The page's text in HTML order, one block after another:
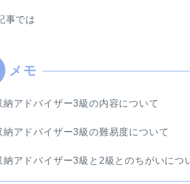
事では
納アドバイザー3級の内容について
納アドバイザー3級の難易度について
納アドバイザー3級と2級とのちがいにつ